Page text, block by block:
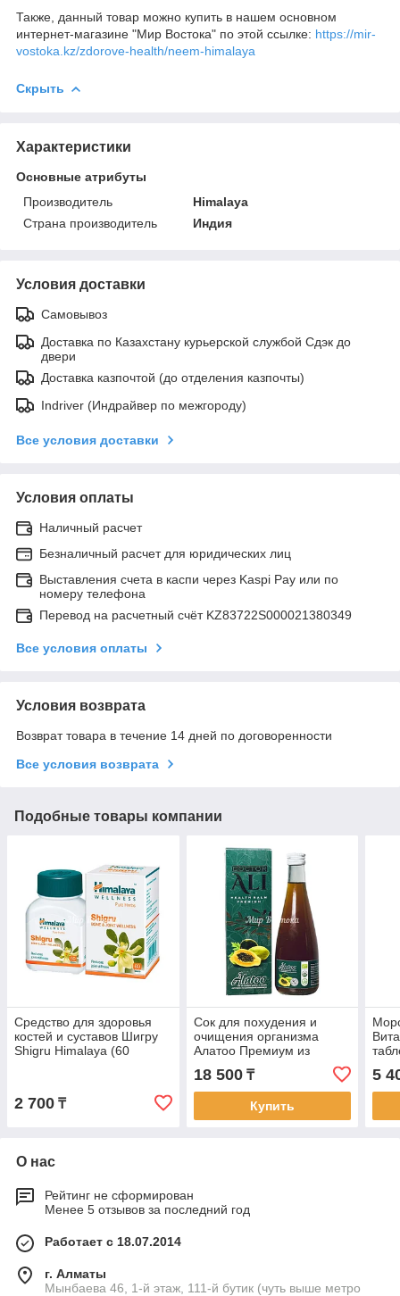
Также, данный товар можно купить в нашем основном
интернет-магазине "Мир Востока" по этой ссылке: https://mir-
vostoka.kz/zdorove-health/neem-himalaya
Скрыть
Характеристики
Основные атрибуты
Производитель
Himalaya
Страна производитель
Индия
Условия доставки
Самовывоз
Доставка по Казахстану курьерской службой Сдэк до
двери
Доставка казпочтой (до отделения казпочты)
Indriver (Индрайвер по межгороду)
Все условия доставки
Условия оплаты
Наличный расчет
Безналичный расчет для юридических лиц
Выставления счета в каспи через Kaspi Pay или по
номеру телефона
Перевод на расчетный счёт KZ83722S000021380349
Все условия оплаты
Условия возврата
Возврат товара в течение 14 дней по договоренности
Все условия возврата
Подобные товары компании
Средство для здоровья
костей и суставов Шигру
Shigru Himalaya (60
2 700 ₸
Сок для похудения и
очищения организма
Алатоо Премиум из
отборного горького арбуза
и папайи Doctor Ali Alatoo
18 500₸
Купить
5
О нас
Рейтинг не сформирован
Менее 5 отзывов за последний год
Работает с 18.07.2014
г. Алматы
Мынбаева 46, 1-й этаж, 111-й бутик (чуть выше метро